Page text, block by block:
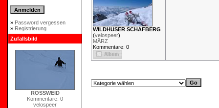
» Password vergessen
» Registrierung
Zufallsbild
ROSSWEID
Kommentare: 0
velospeer
WILDHUSER SCHAFBERG
(velospeer)
MÄRZ
Kommentare: 0